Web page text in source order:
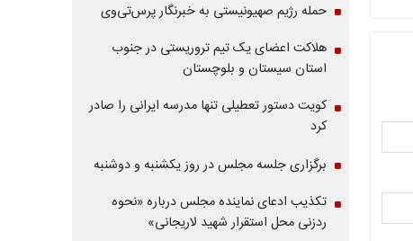
حمله رژیم صهیونیستی به خبرنگار پرس‌تی‌وی
هلاکت اعضای یک تیم تروریستی در جنوب
استان سیستان و بلوچستان
کویت دستور تعطیلی تنها مدرسه ایرانی را صادر
کرد
برگزاری جلسه مجلس در روز یکشنبه و دوشنبه
تکذیب ادعای نماینده مجلس درباره «نحوه
ردزنی محل استقرار شهید لاریجانی»